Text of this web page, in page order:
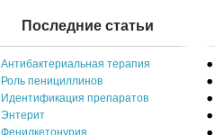
Последние статьи
Антибактериальная терапия
Роль пенициллинов
Идентификация препаратов
Энтерит
Фенилкетонурия